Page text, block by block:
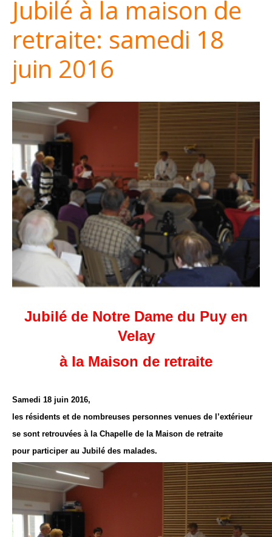
Jubilé à la maison de
retraite: samedi 18
juin 2016
Jubilé de Notre Dame du Puy en
Velay
à la Maison de retraite
Samedi 18 juin 2016,
les résidents et de nombreuses personnes venues de l’extérieur
se sont retrouvées à la Chapelle de la Maison de retraite
pour participer au Jubilé des malades.